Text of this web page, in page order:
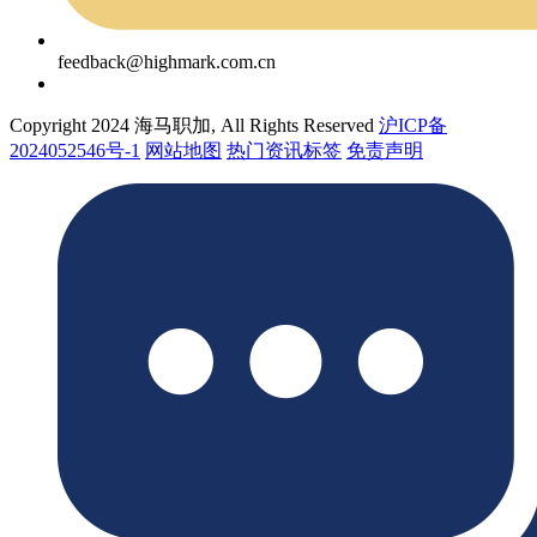
feedback@highmark.com.cn
Copyright 2024 海马职加, All Rights Reserved 沪ICP备
2024052546号-1 网站地图 热门资讯标签 免责声明